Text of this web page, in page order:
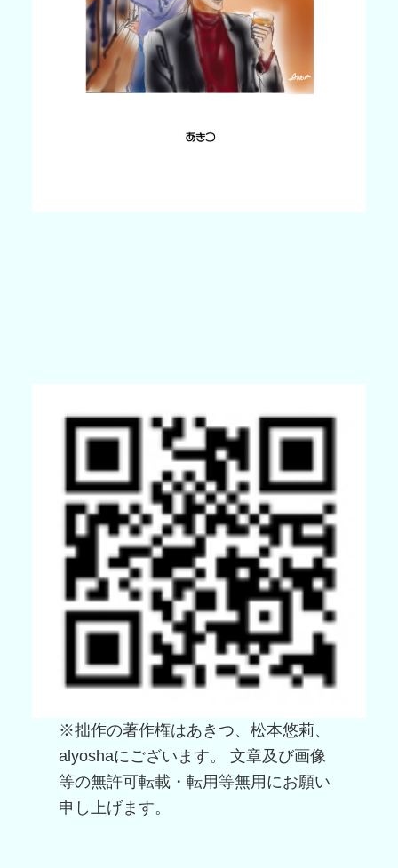
※拙作の著作権はあきつ、松本悠莉、
alyoshaにございます。 文章及び画像
等の無許可転載・転用等無用にお願い
申し上げます。